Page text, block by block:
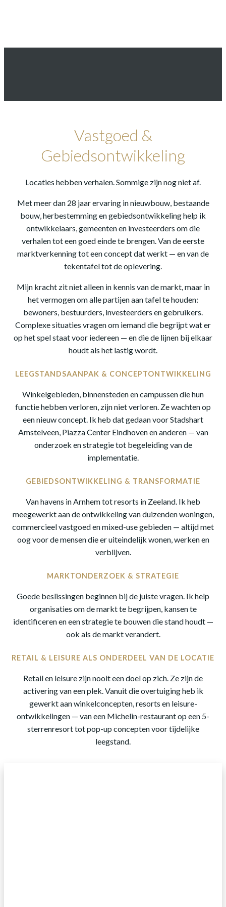
inhoud
Vastgoed &
Gebiedsontwikkeling
Locaties hebben verhalen. Sommige zijn nog niet af.
Met meer dan 28 jaar ervaring in nieuwbouw, bestaande
bouw, herbestemming en gebiedsontwikkeling help ik
ontwikkelaars, gemeenten en investeerders om die
verhalen tot een goed einde te brengen. Van de eerste
marktverkenning tot een concept dat werkt — en van de
tekentafel tot de oplevering.
Mijn kracht zit niet alleen in kennis van de markt, maar in
het vermogen om alle partijen aan tafel te houden:
bewoners, bestuurders, investeerders en gebruikers.
Complexe situaties vragen om iemand die begrijpt wat er
op het spel staat voor iedereen — en die de lijnen bij elkaar
houdt als het lastig wordt.
LEEGSTANDSAANPAK & CONCEPTONTWIKKELING
Winkelgebieden, binnensteden en campussen die hun
functie hebben verloren, zijn niet verloren. Ze wachten op
een nieuw concept. Ik heb dat gedaan voor Stadshart
Amstelveen, Piazza Center Eindhoven en anderen — van
onderzoek en strategie tot begeleiding van de
implementatie.
GEBIEDSONTWIKKELING & TRANSFORMATIE
Van havens in Arnhem tot resorts in Zeeland. Ik heb
meegewerkt aan de ontwikkeling van duizenden woningen,
commercieel vastgoed en mixed-use gebieden — altijd met
oog voor de mensen die er uiteindelijk wonen, werken en
verblijven.
MARKTONDERZOEK & STRATEGIE
Goede beslissingen beginnen bij de juiste vragen. Ik help
organisaties om de markt te begrijpen, kansen te
identificeren en een strategie te bouwen die stand houdt —
ook als de markt verandert.
RETAIL & LEISURE ALS ONDERDEEL VAN DE LOCATIE
Retail en leisure zijn nooit een doel op zich. Ze zijn de
activering van een plek. Vanuit die overtuiging heb ik
gewerkt aan winkelconcepten, resorts en leisure-
ontwikkelingen — van een Michelin-restaurant op een 5-
sterrenresort tot pop-up concepten voor tijdelijke
leegstand.